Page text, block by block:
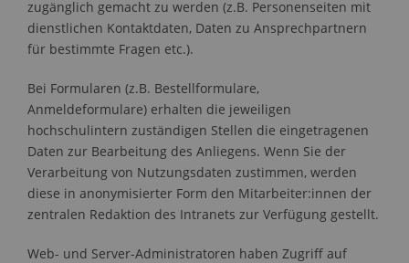
zugänglich gemacht zu werden (z.B. Personenseiten mit
dienstlichen Kontaktdaten, Daten zu Ansprechpartnern
für bestimmte Fragen etc.).
Bei Formularen (z.B. Bestellformulare,
Anmeldeformulare) erhalten die jeweiligen
hochschulintern zuständigen Stellen die eingetragenen
Daten zur Bearbeitung des Anliegens. Wenn Sie der
Verarbeitung von Nutzungsdaten zustimmen, werden
diese in anonymisierter Form den Mitarbeiter:innen der
zentralen Redaktion des Intranets zur Verfügung gestellt.
Web- und Server-Administratoren haben Zugriff auf